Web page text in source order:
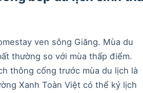
ven sông Giăng. Mùa du
thường so với mùa thấp điểm.
thông cống trước mùa du lịch là
Xanh Toàn Việt có thể ký lịch